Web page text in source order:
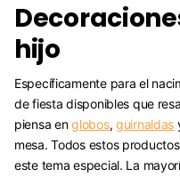
hijo
Específicamente para el
de fiesta disponibles que
piensa englobos, guirnaldas
mesa. Todos estos
este tema especial. La